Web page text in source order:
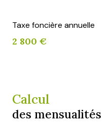
Taxe foncière annuelle
2 800 €
Calcul
des mensualités